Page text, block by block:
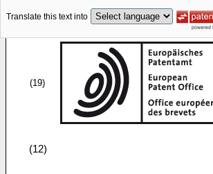
Translate this text into
(19)
(12)